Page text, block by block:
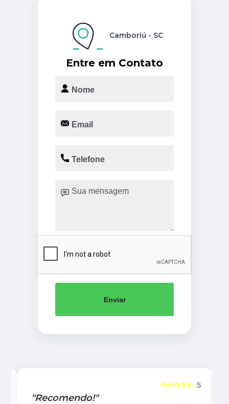
Entre em Contato
Camboriú - SC
Enviar
5
☆☆☆☆☆
"Recomendo!"